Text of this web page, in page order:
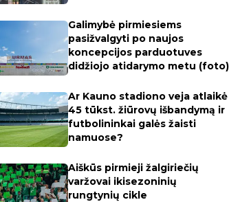
Galimybė pirmiesiems
pasižvalgyti po naujos
koncepcijos parduotuves
didžiojo atidarymo metu (foto)
Ar Kauno stadiono veja atlaikė
45 tūkst. žiūrovų išbandymą ir
futbolininkai galės žaisti
namuose?
Aiškūs pirmieji žalgiriečių
varžovai ikisezoninių
rungtynių cikle